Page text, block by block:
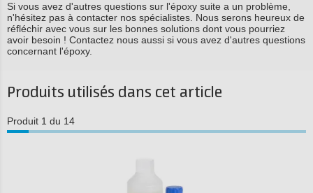
Si vous avez d'autres questions sur l'époxy suite a un problème,
n'hésitez pas à contacter nos spécialistes. Nous serons heureux de
réfléchir avec vous sur les bonnes solutions dont vous pourriez
avoir besoin ! Contactez nous aussi si vous avez d'autres questions
concernant l'époxy.
Produits utilisés dans cet article
Produit 1 du 14